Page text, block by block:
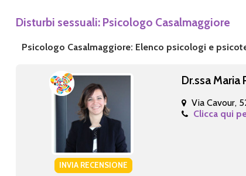
Disturbi sessuali: Psicologo Casalmaggiore
Psicologo Casalmaggiore: Elenco psicologi e
INVIA RECENSIONE
Dr.ssa Maria
Via Cavour,
Clicca qui